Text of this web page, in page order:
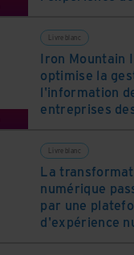
hybride
Livre blanc
Iron Mountain
optimise la
l'information
entreprises
efficacité,
coûts et
stratégiques
Livre blanc
La
numérique
par une
d'expérience